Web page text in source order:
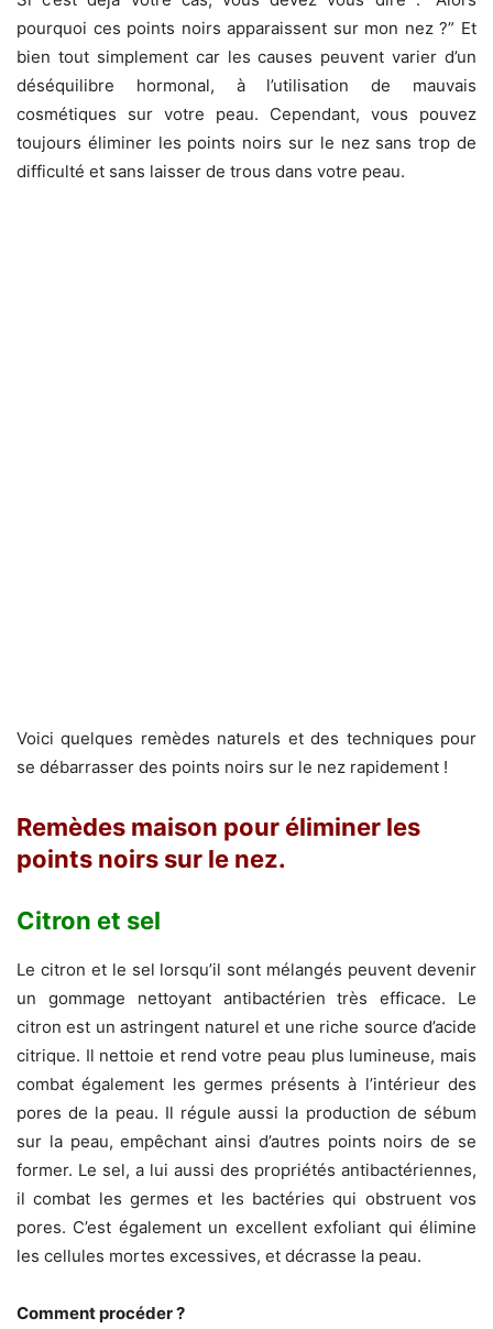
pourquoi ces points noirs apparaissent sur mon nez ?” Et
bien tout simplement car les causes peuvent varier d’un
déséquilibre hormonal, à l’utilisation de mauvais
cosmétiques sur votre peau. Cependant, vous pouvez
toujours éliminer les points noirs sur le nez sans trop de
difficulté et sans laisser de trous dans votre peau.
Voici quelques remèdes naturels et des techniques pour
se débarrasser des points noirs sur le nez rapidement !
Remèdes maison pour éliminer les
points noirs sur le nez.
Citron et sel
Le citron et le sel lorsqu’il sont mélangés peuvent devenir
un gommage nettoyant antibactérien très efficace. Le
citron est un astringent naturel et une riche source d’acide
citrique. Il nettoie et rend votre peau plus lumineuse, mais
combat également les germes présents à l’intérieur des
pores de la peau. Il régule aussi la production de sébum
sur la peau, empêchant ainsi d’autres points noirs de se
former. Le sel, a lui aussi des propriétés antibactériennes,
il combat les germes et les bactéries qui obstruent vos
pores. C’est également un excellent exfoliant qui élimine
les cellules mortes excessives, et décrasse la peau.
Comment procéder ?